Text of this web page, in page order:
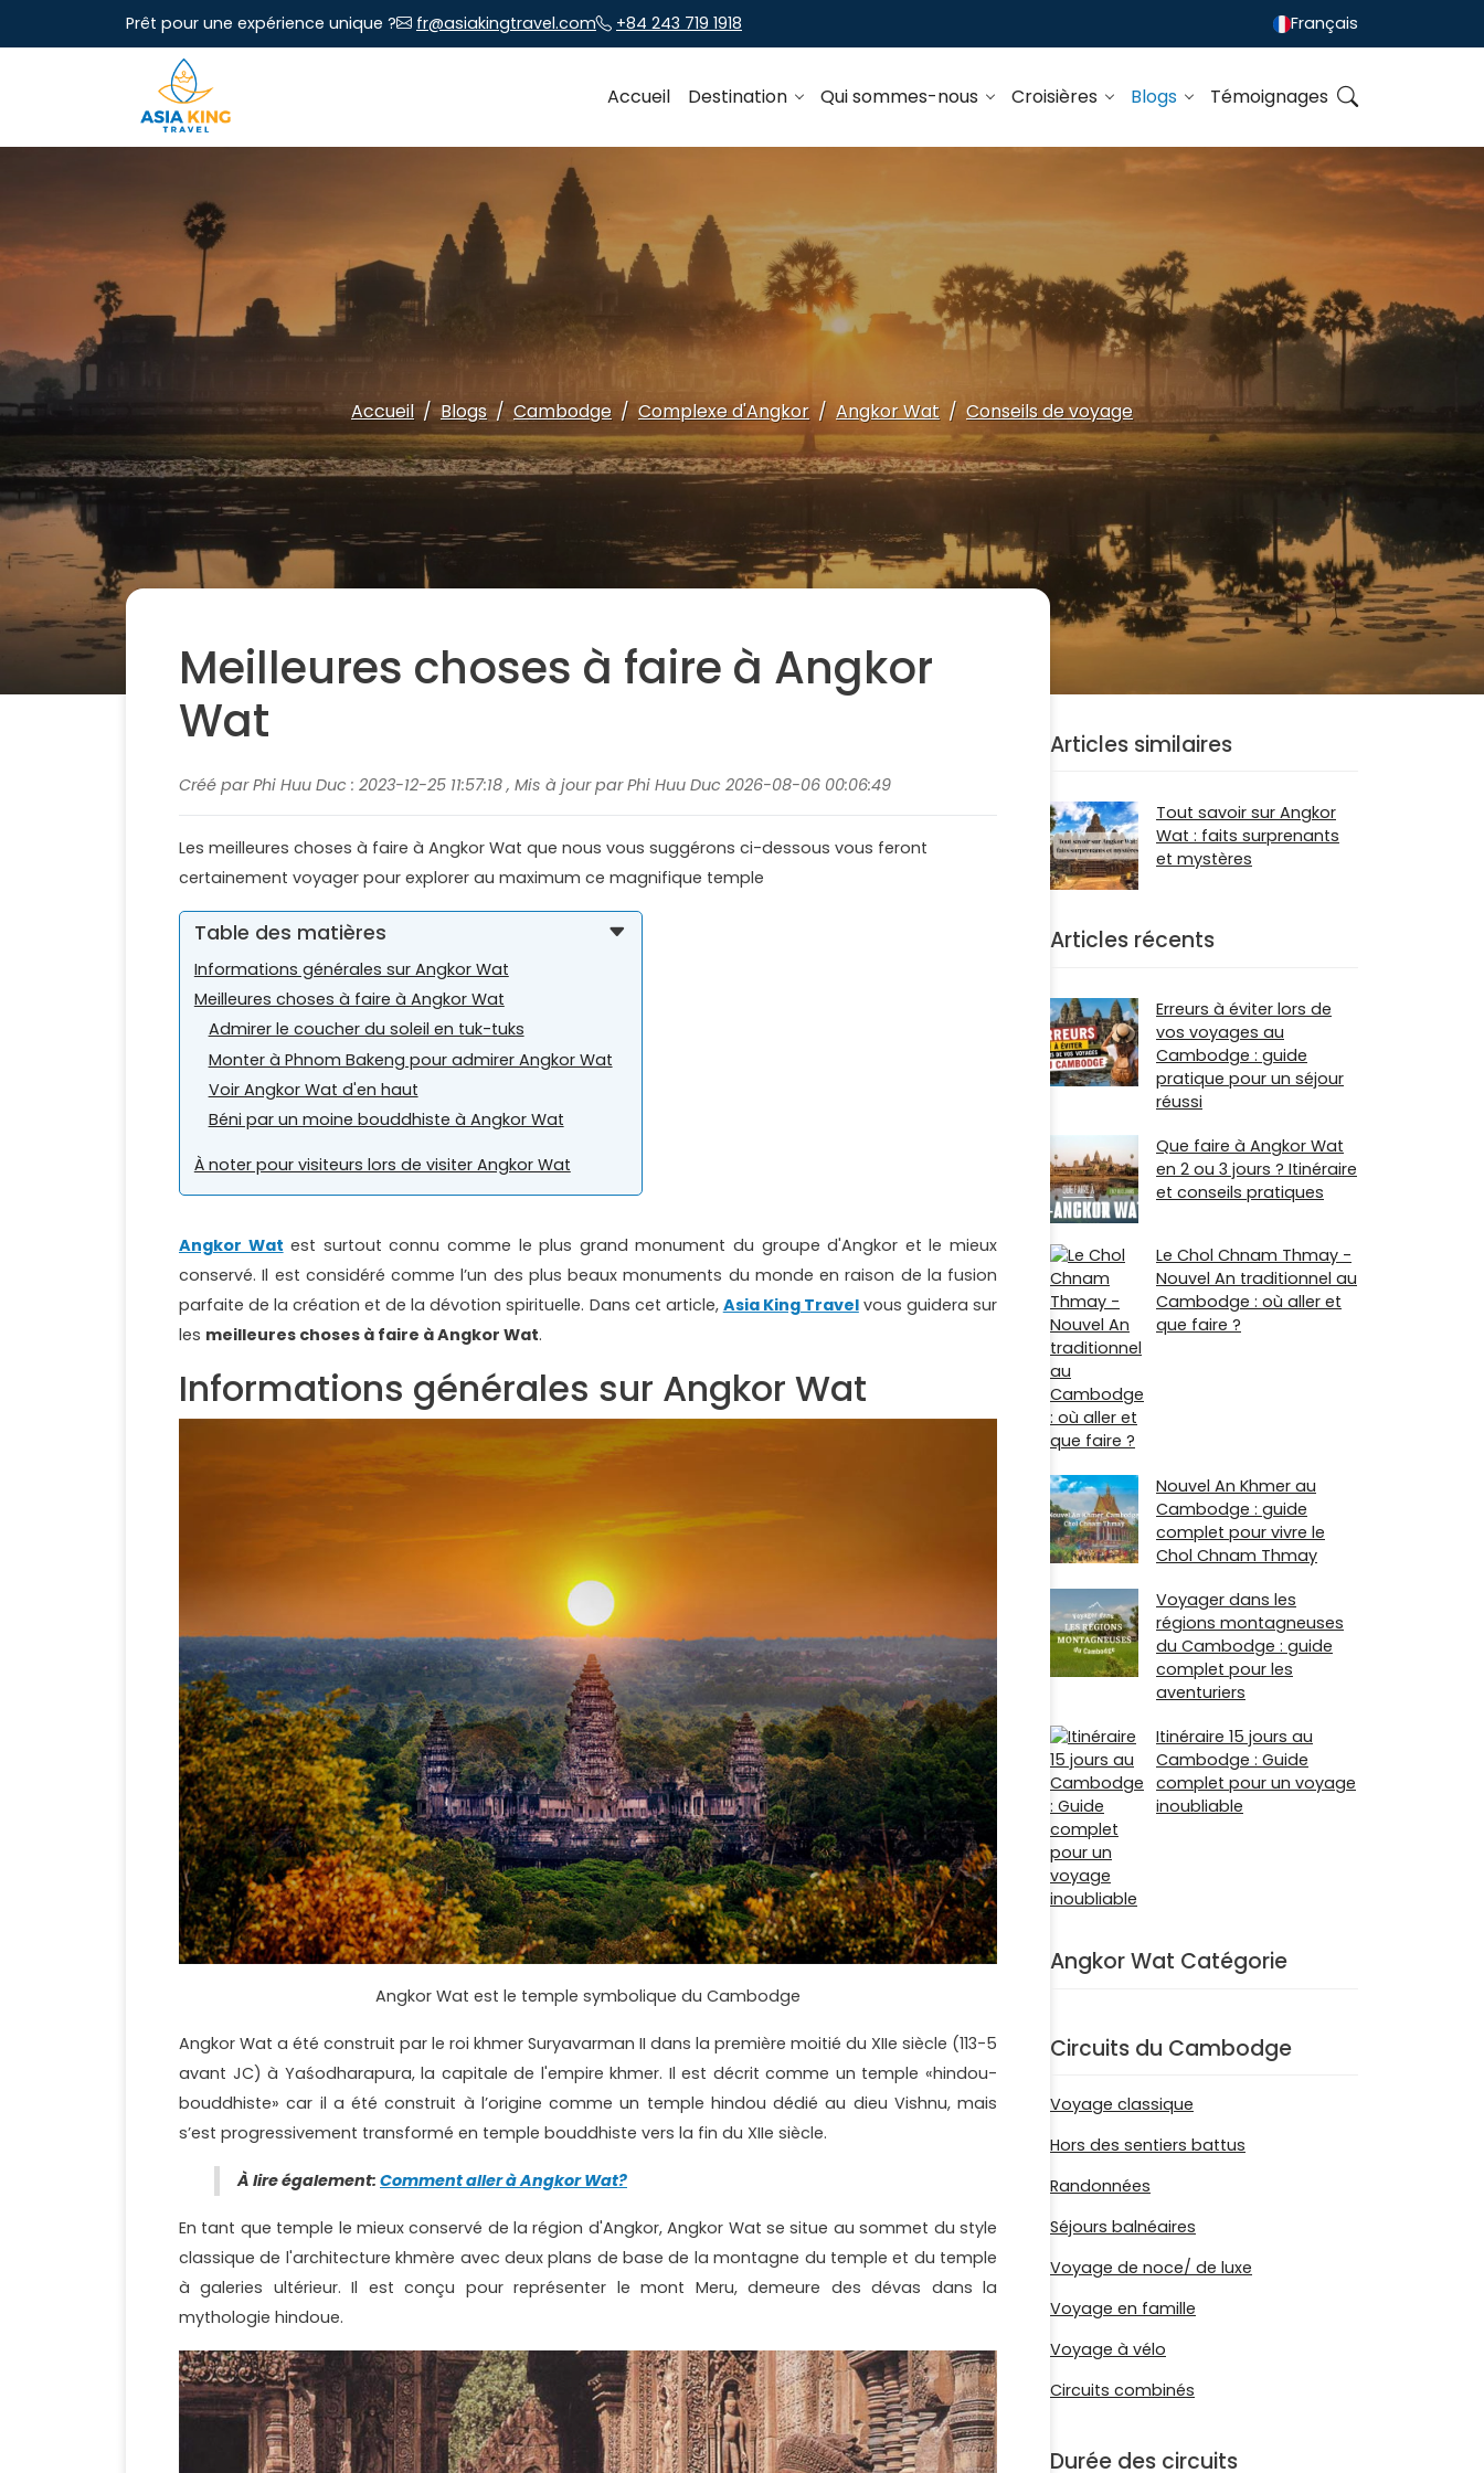
Prêt pour une expérience unique ? fr@asiakingtravel.com +84 243 719 1918 Français
Accueil Destination Qui sommes-nous Croisières Blogs Témoignages
Accueil Blogs Cambodge Complexe d'Angkor Angkor Wat Conseils de voyage
Meilleures choses à faire à Angkor
Wat
Créé par Phi Huu Duc : 2023-12-25 11:57:18 , Mis à jour par Phi Huu Duc 2026-08-06 00:06:49
Les meilleures choses à faire à Angkor Wat que nous vous suggérons ci-dessous vous feront
certainement voyager pour explorer au maximum ce magnifique temple
Table des matières
Informations générales sur Angkor Wat
Meilleures choses à faire à Angkor Wat
Admirer le coucher du soleil en tuk-tuks
Monter à Phnom Bakeng pour admirer Angkor Wat
Voir Angkor Wat d'en haut
Béni par un moine bouddhiste à Angkor Wat
À noter pour visiteurs lors de visiter Angkor Wat
Angkor Wat est surtout connu comme le plus grand monument du groupe d'Angkor et le mieux
conservé. Il est considéré comme l’un des plus beaux monuments du monde en raison de la fusion
parfaite de la création et de la dévotion spirituelle. Dans cet article, Asia King Travelvous guidera sur
les meilleures choses à faire à Angkor Wat.
Informations générales sur Angkor Wat
Angkor Wat est le temple symbolique du Cambodge
Angkor Wat a été construit par le roi khmer Suryavarman II dans la première moitié du XIIe siècle (113-5
avant JC) à Yaśodharapura, la capitale de l'empire khmer. Il est décrit comme un temple «hindou-
bouddhiste» car il a été construit à l’origine comme un temple hindou dédié au dieu Vishnu, mais
s’est progressivement transformé en temple bouddhiste vers la fin du XIIe siècle.
À lire également: Comment aller à Angkor Wat?
En tant que temple le mieux conservé de la région d'Angkor, Angkor Wat se situe au sommet du style
classique de l'architecture khmère avec deux plans de base de la montagne du temple et du temple
à galeries ultérieur. Il est conçu pour représenter le mont Meru, demeure des dévas dans la
mythologie hindoue.
Articles similaires
Tout savoir sur Angkor
Wat : faits surprenants
et mystères
Articles récents
Erreurs à éviter lors de
vos voyages au
Cambodge : guide
pratique pour un séjour
réussi
Que faire à Angkor Wat
en 2 ou 3 jours ? Itinéraire
et conseils pratiques
Le Chol Chnam Thmay -
Nouvel An traditionnel au
Cambodge : où aller et
que faire ?
Nouvel An Khmer au
Cambodge : guide
complet pour vivre le
Chol Chnam Thmay
Voyager dans les
régions montagneuses
du Cambodge : guide
complet pour les
aventuriers
Itinéraire 15 jours au
Cambodge : Guide
complet pour un voyage
inoubliable
Angkor Wat Catégorie
Circuits du Cambodge
Voyage classique
Hors des sentiers battus
Randonnées
Séjours balnéaires
Voyage de noce/ de luxe
Voyage en famille
Voyage à vélo
Circuits combinés
Durée des circuits